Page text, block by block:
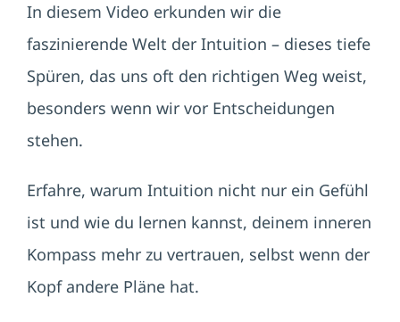
In diesem Video erkunden wir die
faszinierende Welt der Intuition – dieses tiefe
Spüren, das uns oft den richtigen Weg weist,
besonders wenn wir vor Entscheidungen
stehen.
Erfahre, warum Intuition nicht nur ein Gefühl
ist und wie du lernen kannst, deinem inneren
Kompass mehr zu vertrauen, selbst wenn der
Kopf andere Pläne hat.